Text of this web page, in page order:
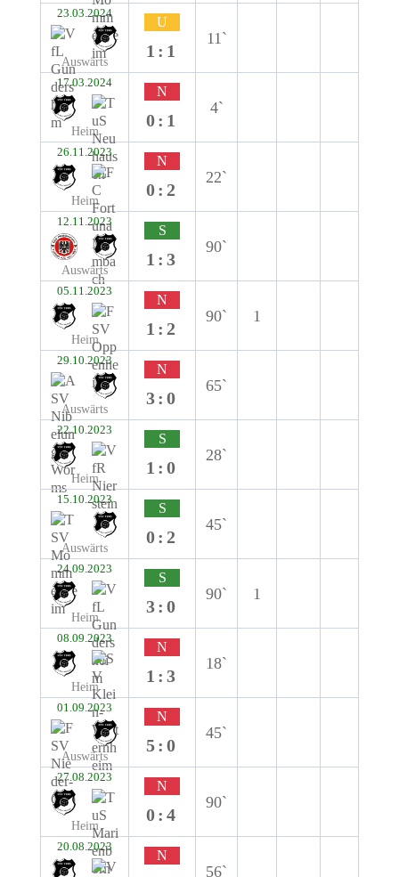
23.03.2024
Auswärts
U
1:1
11`
17.03.2024
Heim
N
0:1
4`
26.11.2023
Heim
N
0:2
22`
12.11.2023
Auswärts
S
1:3
90`
05.11.2023
Heim
N
1:2
90` 1
29.10.2023
Auswärts
N
3:0
65`
22.10.2023
Heim
S
1:0
28`
15.10.2023
Auswärts
S
0:2
45`
24.09.2023
Heim
S
3:0
90` 1
08.09.2023
Heim
N
1:3
18`
01.09.2023
Auswärts
N
5:0
45`
27.08.2023
Heim
N
0:4
90`
20.08.2023
N
56`